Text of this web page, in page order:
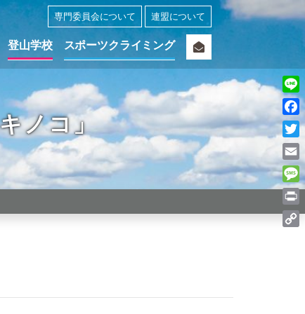
専門委員会について 連盟について
登山学校 スポーツクライミング
ノコ」
Line